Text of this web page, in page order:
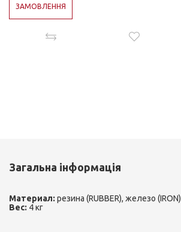
ЗАМОВЛЕННЯ
Загальна інформація
Материал: резина (RUBBER), железо (IRON)
Вес: 4 кг